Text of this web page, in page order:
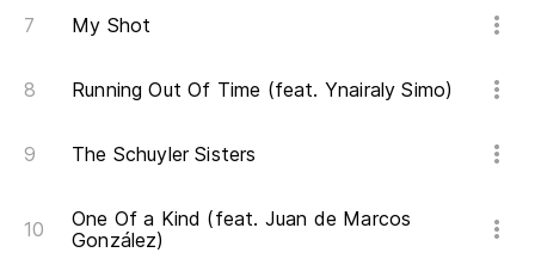
My Shot
Running Out Of Time (feat. Ynairaly Simo)
The Schuyler Sisters
One Of a Kind (feat. Juan de Marcos
González)